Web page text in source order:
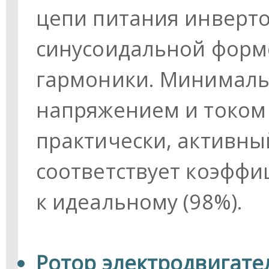
цепи питания
синусоидальной
гармоники.
напряжением и
практически,
соответствует
к идеальному (98%).
Ротор